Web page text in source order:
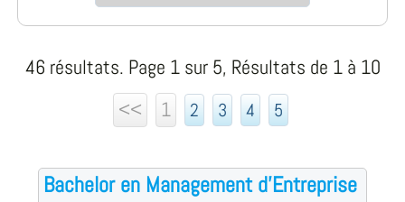
46 résultats. Page 1 sur 5, Résultats de 1 à 10
<<
1 2 3 4 5
Bachelor en Management d'Entreprise